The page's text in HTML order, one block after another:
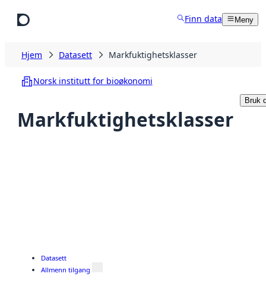
Finn data Meny
Hjem Datasett Markfuktighetsklasser
Norsk institutt for bioøkonomi
Markfuktighetsklasser
Bruk
Datasett
Allmenn tilgang